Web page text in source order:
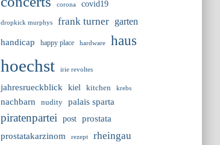
corona covid19
dropkick murphys frank turner
garten
handicap
happy place hardware haus
hoechst irie revoltes
jahresrueckblick kiel kitchen krebs
nachbarn nudity palais sparta
piratenpartei post
prostata
prostatakarzinom
rezept rheingau